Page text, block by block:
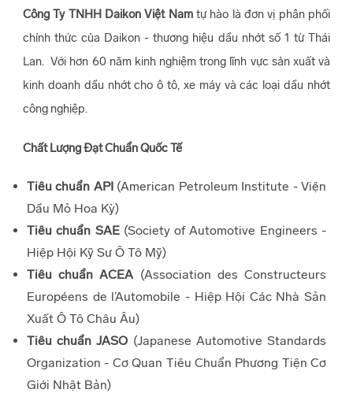
Công Ty TNHH Daikon Việt Namtự hào là đơn vị phân phối
chính thức của Daikon - thương hiệu dầu nhớt số 1 từ Thái
Lan. Với hơn 60 năm kinh nghiệm trong lĩnh vực sản xuất và
kinh doanh dầu nhớt cho ô tô, xe máy và các loại dầu nhớt
công nghiệp.
Chất Lượng Đạt Chuẩn Quốc Tế
Tiêu chuẩn API(American Petroleum Institute - Viện
Dầu Mỏ Hoa Kỳ)
Tiêu chuẩn SAE(Society of Automotive Engineers -
Hiệp Hội Kỹ Sư Ô Tô Mỹ)
Tiêu chuẩn ACEA (Association des Constructeurs
Européens de l’Automobile - Hiệp Hội Các Nhà Sản
Xuất Ô Tô Châu Âu)
Tiêu chuẩn JASO (Japanese Automotive Standards
Organization - Cơ Quan Tiêu Chuẩn Phương Tiện Cơ
Giới Nhật Bản)